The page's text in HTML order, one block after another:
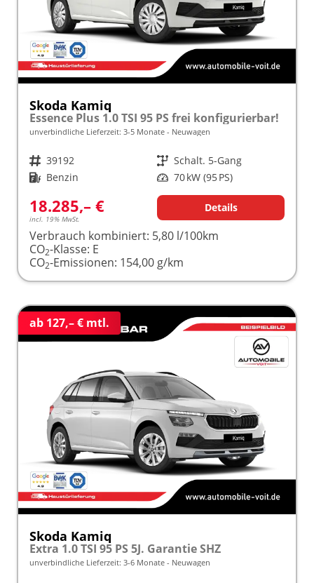
Skoda Kamiq
Essence Plus 1.0 TSI 95 PS frei konfigurierbar!
unverbindliche Lieferzeit: 3-5 Monate Neuwagen
Fahrzeugnr. 39192 Getriebe Schalt. 5-Gang
Kraftstoff Benzin Leistung 70 kW (95 PS)
18.285,– €
incl. 19% MwSt.
Details
Verbrauch kombiniert: 5,80 l/100km
CO2-Klasse: E
CO2-Emissionen: 154,00 g/km
ab 127,– € mtl.
Skoda Kamiq
Extra 1.0 TSI 95 PS 5J. Garantie SHZ
unverbindliche Lieferzeit: 3-6 Monate Neuwagen